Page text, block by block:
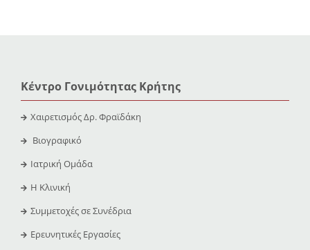
Κέντρο Γονιμότητας Κρήτης
Χαιρετισμός Δρ. Φραϊδάκη
Βιογραφικό
Ιατρική Ομάδα
Η Κλινική
Συμμετοχές σε Συνέδρια
Ερευνητικές Εργασίες